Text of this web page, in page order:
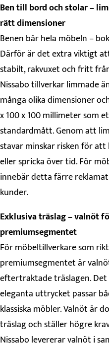
Ben till bord och stolar –
rätt dimensioner
Benen bär hela möbeln –
Därför är det extra viktigt
stabilt, rakvuxet och fritt
Nissabo tillverkar limmade
många olika dimensioner
x 100 x 100 millimeter som
standardmått. Genom att
stavar minskar risken för att
eller spricka över tid. För
innebär detta färre
kunder.
Exklusiva träslag – valnöt
premiumsegmentet
För möbeltillverkare som
premiumsegmentet är
eftertraktade träslagen. Det
eleganta uttrycket passar
klassiska möbler. Valnöt är
träslag och ställer högre
Nissabo levererar valnöt i